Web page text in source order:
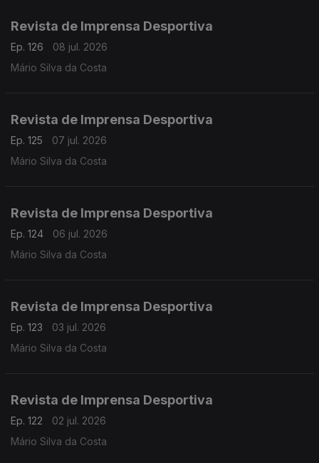
Revista de Imprensa Desportiva
Ep. 126
08 jul. 2026
Mário Silva da Costa
Revista de Imprensa Desportiva
Ep. 125
07 jul. 2026
Mário Silva da Costa
Revista de Imprensa Desportiva
Ep. 124
06 jul. 2026
Mário Silva da Costa
Revista de Imprensa Desportiva
Ep. 123
03 jul. 2026
Mário Silva da Costa
Revista de Imprensa Desportiva
Ep. 122
02 jul. 2026
Mário Silva da Costa